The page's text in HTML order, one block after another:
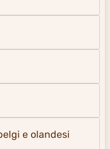
e olandesi